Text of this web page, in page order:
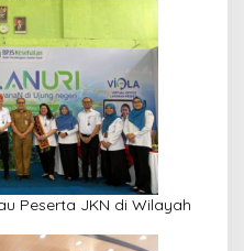
Peserta JKN di Wilayah